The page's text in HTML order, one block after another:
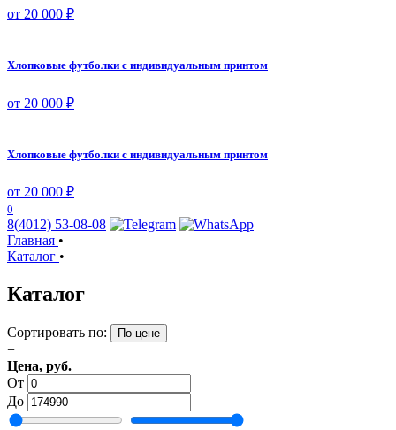
от 20 000 ₽
Хлопковые футболки с индивидуальным принтом
от 20 000 ₽
Хлопковые футболки с индивидуальным принтом
от 20 000 ₽
0
8(4012) 53-08-08
Главная •
Каталог •
Каталог
Сортировать по: По цене
+
Цена, руб.
От
До